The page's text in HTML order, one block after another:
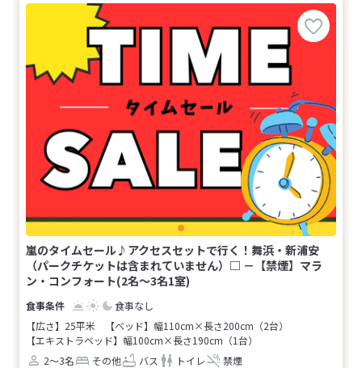
嵐のタイムセール♪アクセスセットで行く！舞浜・新浦安
（パークチケットは含まれていません）□ －【禁煙】マラ
ン・コンフォート(2名～3名1室)
食事なし
【広さ】25平米
【ベッド】幅110cm×長さ200cm（2台）
【エキストラベッド】幅100cm×長さ190cm（1台）
2～3名
その他 バス トイレ 禁煙